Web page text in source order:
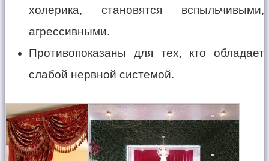
холерика, становятся вспыльчивыми,
агрессивными.
Противопоказаны для тех, кто обладает
слабой нервной системой.